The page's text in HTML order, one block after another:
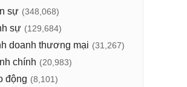
sự (348,068)
sự (129,684)
doanh thương mại (31,267)
chính (20,983)
động (8,101)